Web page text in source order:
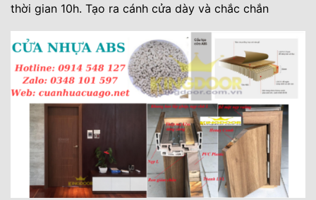
thời gian 10h. Tạo ra cánh cửa dày và chắc chắn